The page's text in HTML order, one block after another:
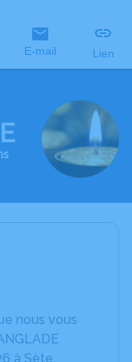
E-mail Lien
nous vous
à Sète.